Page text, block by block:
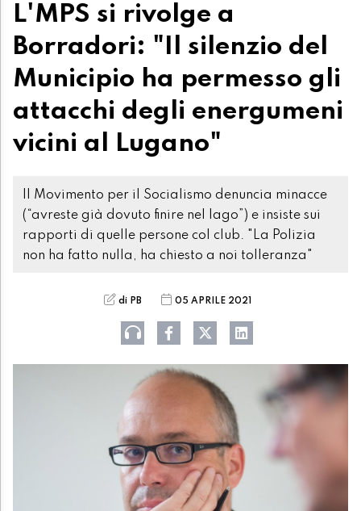
L'MPS si rivolge a
Borradori: "Il silenzio del
Municipio ha permesso gli
attacchi degli energumeni
vicini al Lugano"
Il Movimento per il Socialismo denuncia minacce
(“avreste già dovuto finire nel lago”) e insiste sui
rapporti di quelle persone col club. "La Polizia
non ha fatto nulla, ha chiesto a noi tolleranza"
di PB 05 APRILE 2021